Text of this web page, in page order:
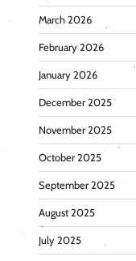
March 2026
February 2026
January 2026
December 2025
November 2025
October 2025
September 2025
August 2025
July 2025